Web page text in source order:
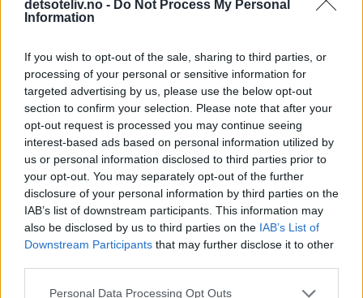
detsoteliv.no - Do Not Process My Personal
Information
If you wish to opt-out of the sale, sharing to third parties, or
processing of your personal or sensitive information for
targeted advertising by us, please use the below opt-out
section to confirm your selection. Please note that after your
opt-out request is processed you may continue seeing
interest-based ads based on personal information utilized by
us or personal information disclosed to third parties prior to
your opt-out. You may separately opt-out of the further
disclosure of your personal information by third parties on the
IAB’s list of downstream participants. This information may
also be disclosed by us to third parties on the IAB’s List of
Downstream Participants that may further disclose it to other
Personal Data Processing Opt Outs
Nydelig kakestykke!